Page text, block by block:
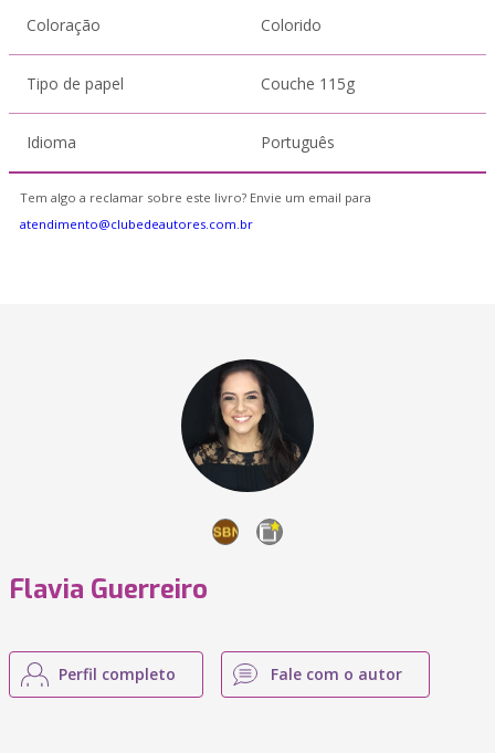
Coloração Colorido
Tipo de papel Couche 115g
Idioma Português
Tem algo a reclamar sobre este livro? Envie um email para
atendimento@clubedeautores.com.br
Flavia Guerreiro
Perfil completo Fale com o autor